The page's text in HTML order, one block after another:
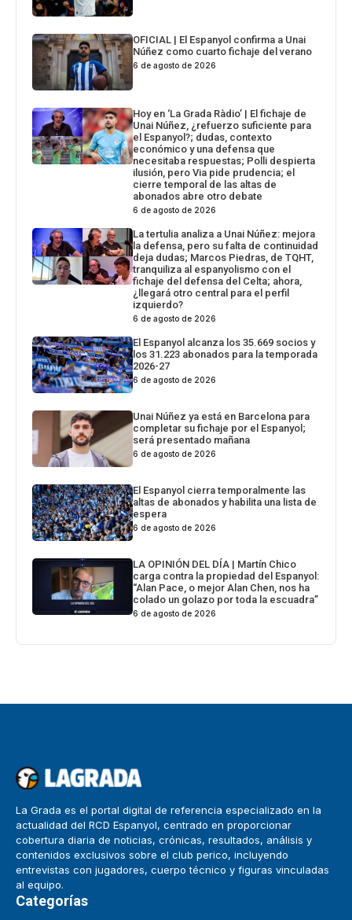
OFICIAL | El Espanyol confirma a Unai
Núñez como cuarto fichaje del verano
6 de agosto de 2026
Hoy en ‘La Grada Ràdio’ | El fichaje de
Unai Núñez, ¿refuerzo suficiente para
el Espanyol?; dudas, contexto
económico y una defensa que
necesitaba respuestas; Polli despierta
ilusión, pero Via pide prudencia; el
cierre temporal de las altas de
abonados abre otro debate
6 de agosto de 2026
La tertulia analiza a Unai Núñez: mejora
la defensa, pero su falta de continuidad
deja dudas; Marcos Piedras, de TQHT,
tranquiliza al espanyolismo con el
fichaje del defensa del Celta; ahora,
¿llegará otro central para el perfil
izquierdo?
6 de agosto de 2026
El Espanyol alcanza los 35.669 socios y
los 31.223 abonados para la temporada
2026-27
6 de agosto de 2026
Unai Núñez ya está en Barcelona para
completar su fichaje por el Espanyol;
será presentado mañana
6 de agosto de 2026
El Espanyol cierra temporalmente las
altas de abonados y habilita una lista de
espera
6 de agosto de 2026
LA OPINIÓN DEL DÍA | Martín Chico
carga contra la propiedad del Espanyol:
“Alan Pace, o mejor Alan Chen, nos ha
colado un golazo por toda la escuadra”
6 de agosto de 2026
La Grada es el portal digital de referencia especializado en la
actualidad del RCD Espanyol, centrado en proporcionar
cobertura diaria de noticias, crónicas, resultados, análisis y
contenidos exclusivos sobre el club perico, incluyendo
entrevistas con jugadores, cuerpo técnico y figuras vinculadas
al equipo.
Categorías